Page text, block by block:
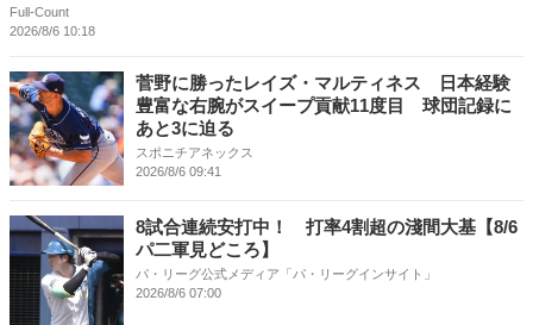
Full-Count
2026/8/6 10:18
菅野に勝ったレイズ・マルティネス 日本経験
豊富な右腕がスイープ貢献11度目 球団記録に
あと3に迫る
スポニチアネックス
2026/8/6 09:41
8試合連続安打中！ 打率4割超の淺間大基【8/6
パ二軍見どころ】
パ・リーグ公式メディア「パ・リーグインサイト」
2026/8/6 07:00